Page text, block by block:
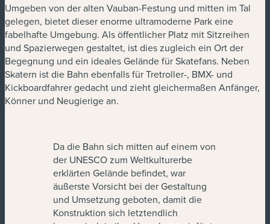
Umgeben von der alten Vauban-Festung und mitten im Tal
gelegen, bietet dieser enorme ultramoderne Park eine
fabelhafte Umgebung. Als öffentlicher Platz mit Sitzreihen
und Spazierwegen gestaltet, ist dies zugleich ein Ort der
Begegnung und ein ideales Gelände für Skatefans. Neben
Skatern ist die Bahn ebenfalls für Tretroller-, BMX- und
Kickboardfahrer gedacht und zieht gleichermaßen Anfänger,
Könner und Neugierige an.
Da die Bahn sich mitten auf einem von
der UNESCO zum Weltkulturerbe
erklärten Gelände befindet, war
äußerste Vorsicht bei der Gestaltung
und Umsetzung geboten, damit die
Konstruktion sich letztendlich